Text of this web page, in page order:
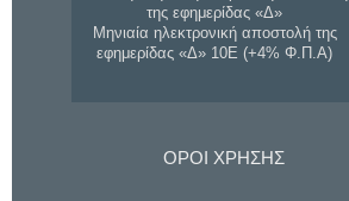
της εφημερίδας «Δ»
Μηνιαία ηλεκτρονική αποστολή της
εφημερίδας «Δ» 10Ε (+4% Φ.Π.Α)
ΟΡΟΙ ΧΡΗΣΗΣ